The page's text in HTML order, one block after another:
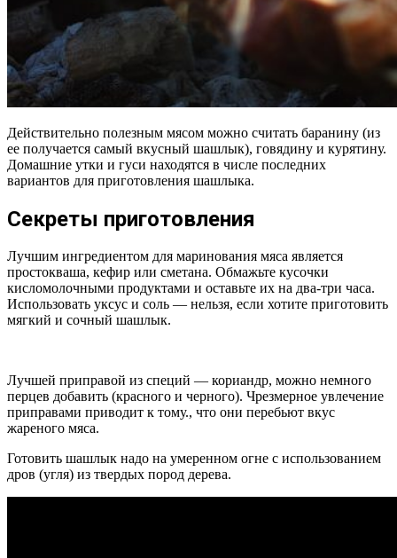
Действительно полезным мясом можно считать баранину (из
ее получается самый вкусный шашлык), говядину и курятину.
Домашние утки и гуси находятся в числе последних
вариантов для приготовления шашлыка.
Секреты приготовления
Лучшим ингредиентом для маринования мяса является
простокваша, кефир или сметана. Обмажьте кусочки
кисломолочными продуктами и оставьте их на два-три часа.
Использовать уксус и соль — нельзя, если хотите приготовить
мягкий и сочный шашлык.
Лучшей приправой из специй — кориандр, можно немного
перцев добавить (красного и черного). Чрезмерное увлечение
приправами приводит к тому., что они перебьют вкус
жареного мяса.
Готовить шашлык надо на умеренном огне с использованием
дров (угля) из твердых пород дерева.